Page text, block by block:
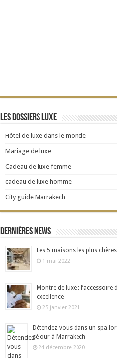
Les dossiers Luxe
Hôtel de luxe dans le monde
Mariage de luxe
Cadeau de luxe femme
cadeau de luxe homme
City guide Marrakech
Dernières news
Les 5 maisons les plus
1 mai 2022
Montre de luxe : l’accessoire
excellence
25 janvier 2021
Détendez-vous dans un spa
séjour à Marrakech
24 décembre 2020